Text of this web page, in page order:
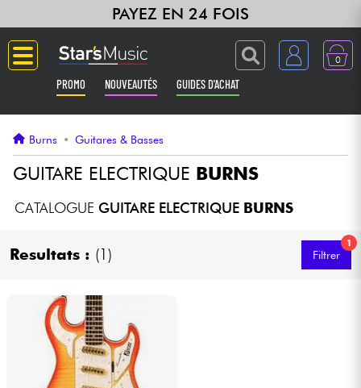
PAYEZ EN 24 FOIS
0
PROMO NOUVEAUTÉS GUIDES D'ACHAT
Guitares & Basses
Amplis & Effets
Claviers & Pianos
Synthés & Sampleurs
Home Studio
Casques
Burns • Guitares & Basses
GUITARE ELECTRIQUE BURNS
CATALOGUE GUITARE ELECTRIQUE BURNS
Resultats : (1)
1
Filtrer